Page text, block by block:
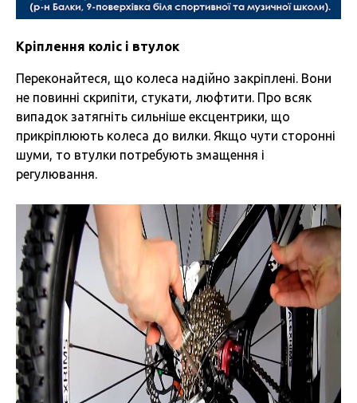
Кріплення коліс і втулок
Переконайтеся, що колеса надійно закріплені. Вони
не повинні скрипіти, стукати, люфтити. Про всяк
випадок затягніть сильніше ексцентрики, що
прикріплюють колеса до вилки. Якщо чути сторонні
шуми, то втулки потребують змащення і
регулювання.